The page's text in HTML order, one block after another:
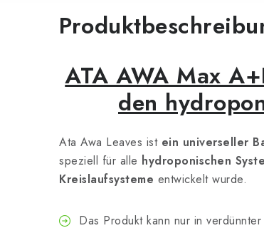
ATA AWA Max
den
Ata Awa Leaves ist ein universeller
speziell für alle hydroponischen
Kreislaufsysteme entwickelt wurde.
Das Produkt kann nur in